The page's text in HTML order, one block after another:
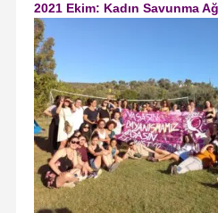
2021 Ekim: Kadın Savunma